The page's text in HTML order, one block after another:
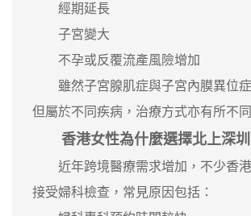
經期延長
子宮變大
不孕或反覆流產風險增加
雖然子宮腺肌症與子宮內膜異位症
但屬於不同疾病，治療方式亦有所不同
香港女性為什麼選擇北上深
近年跨境醫療需求增加，不少香港
接受婦科檢查，常見原因包括：